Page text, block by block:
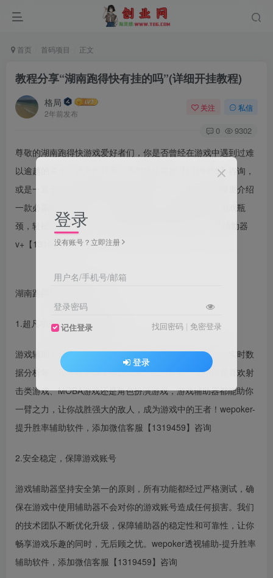
首页 首码项目 正文
教程分享“湖南跑得快有挂的吗”(详细开挂教程)
格局
2年前发布
关注 私信
0 9302
尊敬的湖南跑得快游戏爱好者们，你是否曾经在游戏中遇到过难
以逾越的关卡、强大的对手，添加微信客服【1319459】咨询，
或是一直无法获得胜利而感到沮丧？现在，让我们向你隆重介绍
一款必赢的游戏利器——游戏辅助器！它将帮助你打破游戏瓶
颈，轻松取得胜利，并让你尽情享受游戏的乐趣！ 万能辅助器
v+【1319459】
湖南跑得快到底有挂吗
1.超凡功能，助你驰骋战场
游戏辅助器拥有超凡的功能，包括自动连招、精准瞄准、实时数
据分析等，让你在游戏中如虎添翼，无往不胜。无论你是喜欢射
击类游戏、MOBA游戏还是角色扮演游戏，游戏辅助器都能助你
一臂之力，让你战胜强大的敌人，成为游戏中的王者！wepoker-
提升胜率辅助软件，添加微信客服【1319459】咨询
2.安全稳定，保障游戏账号
游戏辅助器坚持安全第一的原则，所有功能都经过严格测试，确
保在游戏中使用辅助器不会对你的游戏账号造成任何损害。我们
的技术团队不断优化升级，保障辅助器的稳定性和可靠性，让你
畅享游戏乐趣的同时，无后顾之忧。wepoker透视辅助-提升胜率
辅助软件，添加微信客服【1319459】咨询
登录
没有账号？立即注册
用户名/手机号/邮箱
登录密码
记住登录 找回密码 | 免密登录
登录